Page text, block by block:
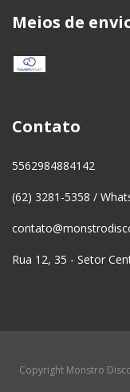
Meios de
Contato
5562984884142
(62) 3281-5358 /
Rua 12, 35 - Setor
Copyright Monstro